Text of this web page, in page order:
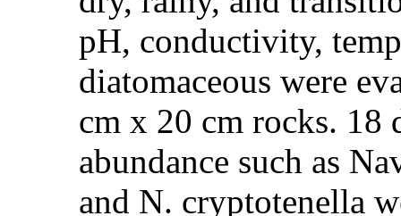
pH, conductivity,
diatomaceous were
cm x 20 cm rocks. 18
abundance such as
and N. cryptotenella